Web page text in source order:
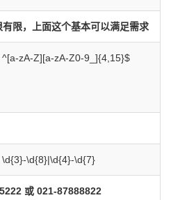
限，上面这个基本可以满足需求
^[a-zA-Z][a-zA-Z0-9_]{4,15}$
\d{3}-\d{8}|\d{4}-\d{7}
或 021-87888822